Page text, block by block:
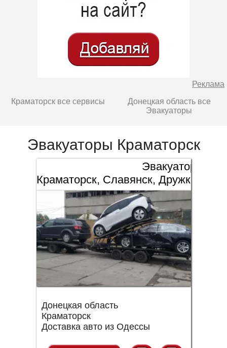
Реклама
Краматорск все сервисы
Донецкая область все
Эвакуаторы
Эвакуаторы Краматорск
Эвакуатор
Краматорск, Славянск, Дружковка,
Донецкая область
Краматорск
Доставка авто из Одессы